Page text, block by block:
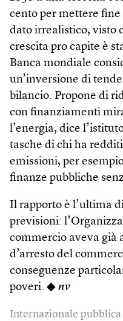
cento per mettere
dato irrealistico, visto
crescita pro capite è
Banca mondiale
un’inversione di
bilancio. Propone di
con finanziamenti
l’energia, dice
tasche di chi ha
emissioni, per
finanze pubbliche
Il rapporto è l’ultima
previsioni:
commercio aveva già
d’arresto del
conseguenze
poveri. ◆ nv
Internazionale